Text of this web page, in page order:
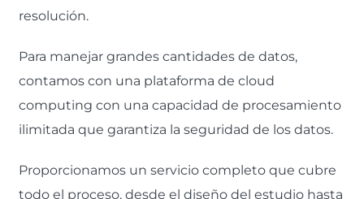
resolución.
Para manejar grandes cantidades de datos,
contamos con una plataforma de cloud
computing con una capacidad de procesamiento
ilimitada que garantiza la seguridad de los datos.
Proporcionamos un servicio completo que cubre
todo el proceso, desde el diseño del estudio hasta